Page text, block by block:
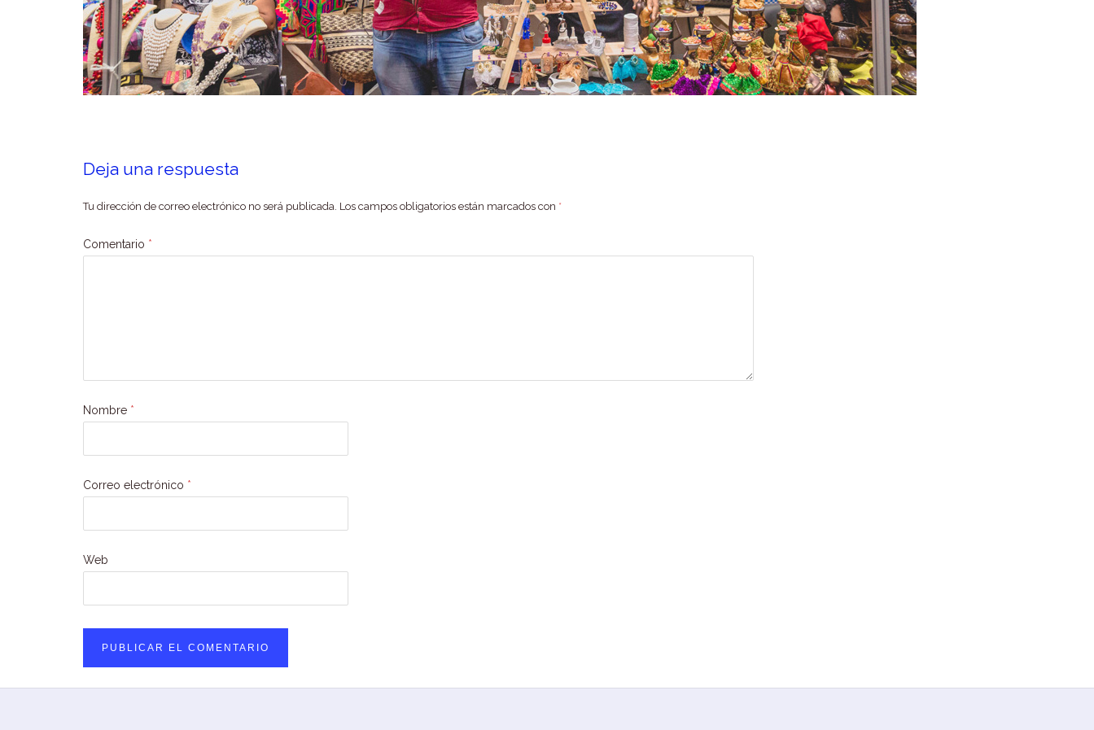
Deja una respuesta
Tu dirección de correo electrónico no será publicada. Los campos obligatorios están marcados con *
Comentario *
Nombre *
Correo electrónico *
Web